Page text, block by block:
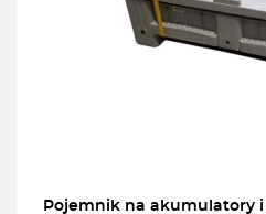
Pojemnik na akumulatory